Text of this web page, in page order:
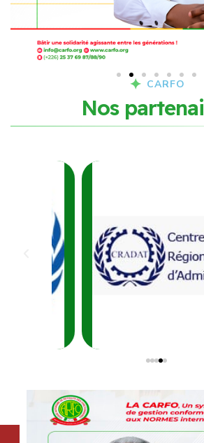
CARFO
Nos partenai